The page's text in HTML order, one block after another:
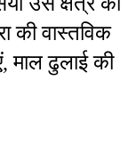
की वास्तविक
माल ढुलाई की